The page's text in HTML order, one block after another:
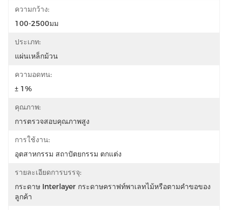
ความกว้าง:
100-2500มม
ประเภท:
แผ่นเหล็กม้วน
ความอดทน:
± 1%
คุณภาพ:
การตรวจสอบคุณภาพสูง
การใช้งาน:
อุตสาหกรรม สถาปัตยกรรม ตกแต่ง
รายละเอียดการบรรจุ:
กระดาษ Interlayer กระดาษคราฟท์พาเลทไม้หรือตามคำขอของ
ลูกค้า